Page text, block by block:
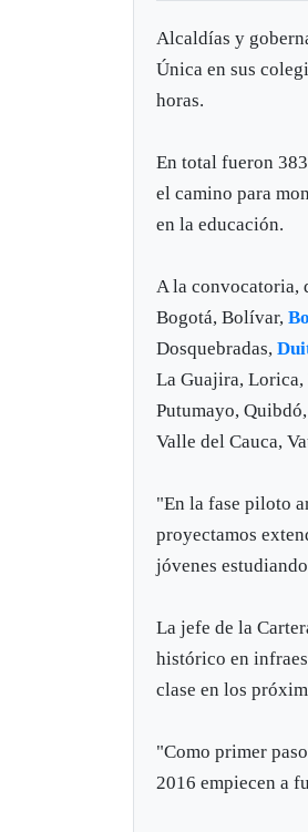
Alcaldías y
Única en sus
horas.
En total fueron
el camino para
en la educación.
A la convocatoria,
Bogotá, Bolívar,
Dosquebradas,
La Guajira, Lorica,
Putumayo,
Valle del Cauca,
"En la fase piloto
proyectamos
jóvenes
La jefe de la
histórico en
clase en los
"Como primer
2016 empiecen a